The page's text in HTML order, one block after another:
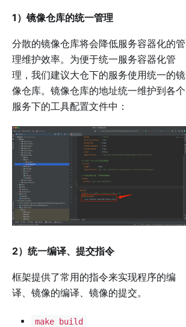
1）镜像仓库的统一管理
分散的镜像仓库将会降低服务容器化的管
理维护效率。为便于统一服务容器化管
理，我们建议大仓下的服务使用统一的镜
像仓库。镜像仓库的地址统一维护到各个
服务下的工具配置文件中：
2）统一编译、提交指令
框架提供了常用的指令来实现程序的编
译、镜像的编译、镜像的提交。
make build